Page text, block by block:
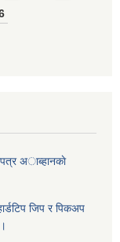
अाब्हानकाे
जिप र पिकअप